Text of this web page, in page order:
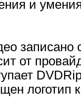
и
записано
от
логотип